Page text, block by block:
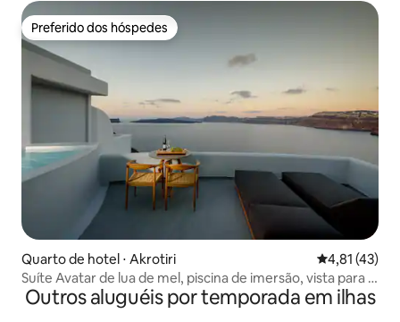
Preferido dos hóspedes
Preferido dos hóspedes
Quarto de hotel ⋅ Akrotiri 4,81 de uma
4,81 (43)
Suíte Avatar de lua de mel, piscina de imersão, vista para a
caldeira
Outros aluguéis por temporada em ilhas